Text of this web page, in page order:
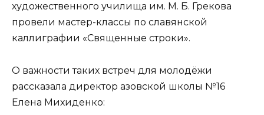
художественного училища им. М. Б. Грекова
провели мастер-классы по славянской
каллиграфии «Священные строки».
О важности таких встреч для молодёжи
рассказала директор азовской школы №16
Елена Михиденко: